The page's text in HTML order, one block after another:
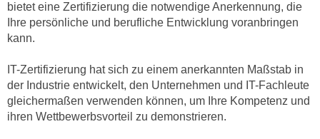
bietet eine Zertifizierung die notwendige Anerkennung, die
Ihre persönliche und berufliche Entwicklung voranbringen
kann.
IT-Zertifizierung hat sich zu einem anerkannten Maßstab in
der Industrie entwickelt, den Unternehmen und IT-Fachleute
gleichermaßen verwenden können, um Ihre Kompetenz und
ihren Wettbewerbsvorteil zu demonstrieren.
k
z
e
t
e